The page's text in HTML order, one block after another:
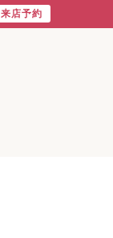
来店予約